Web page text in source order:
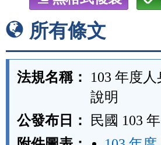
所有條文
法規名稱：
103 年度
說明
公發布日：
民國 103